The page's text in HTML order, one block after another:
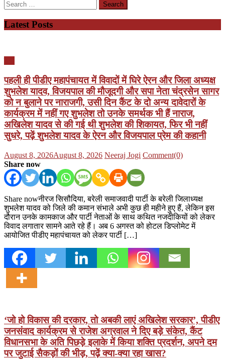
Search
for:
Latest Posts
पहली ही पीडीए महापंचायत में विवादों में घिरे ऐरन और जिला अध्यक्ष
शुभलेश यादव, विजयपाल की मौजूदगी और सपा नेता चंद्रसेन सागर
को न बुलाने पर नाराजगी, उसी दिन कैंट के दो अन्य दावेदारों के
कार्यक्रम में नहीं गए शुभलेश तो उनके समर्थक भी हैं नाराज,
अखिलेश यादव से की गई थी शुभलेश की शिकायत, फिर भी नहीं
सुधरे, पढ़ें शुभलेश यादव के ऐरन और विजयपाल प्रेम की कहानी
Posted
on
August 8, 2026August 8, 2026 Author
Neeraj Jogi Comment(0)
Share now
Share nowनीरज सिसौदिया, बरेली समाजवादी पार्टी के बरेली जिलाध्यक्ष
शुभलेश यादव को जिले की कमान संभाले अभी कुछ ही महीने हुए हैं, लेकिन इस
दौरान उनके कामकाज और पार्टी नेताओं के साथ कथित नजदीकियों को लेकर
विवाद लगातार सामने आते रहे हैं। अब 6 अगस्त को होटल डिप्लोमेट में
आयोजित पीडीए महापंचायत को लेकर पार्टी […]
‘जो हो विकास की दरकार, तो अबकी लाएं अखिलेश सरकार’, पीडीए
जनसंवाद कार्यक्रम से राजेश अग्रवाल ने दिए बड़े संकेत, कैंट
विधानसभा के अति पिछड़े इलाके में किया शक्ति प्रदर्शन, अपने दम
पर जुटाई सैकड़ों की भीड़, पढ़ें क्या-क्या रहा खास?